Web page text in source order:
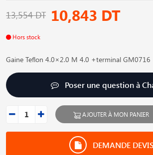
13,554 DT 10,843 DT
Hors stock
Gaine Teflon 4.0×2.0 M 4.0 +terminal GM0716
Poser une question à
AJOUTER À MON PANIER
DEMANDE DEVIS